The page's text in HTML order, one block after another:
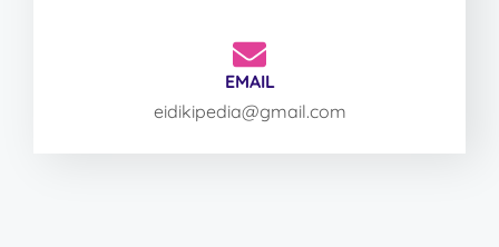
EMAIL
eidikipedia@gmail.com